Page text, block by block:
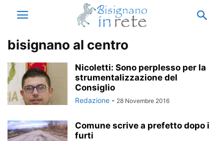
bisignano al centro
Nicoletti: Sono perplesso per la
strumentalizzazione del
Consiglio
Redazione - 28 Novembre 2016
Comune scrive a prefetto dopo i
furti